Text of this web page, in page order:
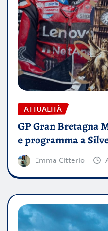
ATTUALITÀ
GP Gran Bretagna
e programma a
Emma Citterio